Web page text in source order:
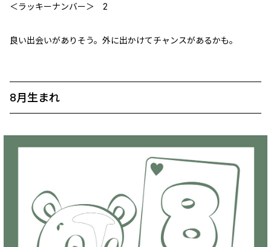
＜ラッキーナンバー＞ 2
良い出会いがありそう。外に出かけてチャンスがあるかも。
8月生まれ